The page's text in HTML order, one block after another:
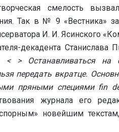
смелость
Так в № 9 «Вестника»
И. И. Ясинского
декадента Станислава
< > Останавливаться на
передать вкратце.
пряными специями fin
журнала его
новейшим текстам,